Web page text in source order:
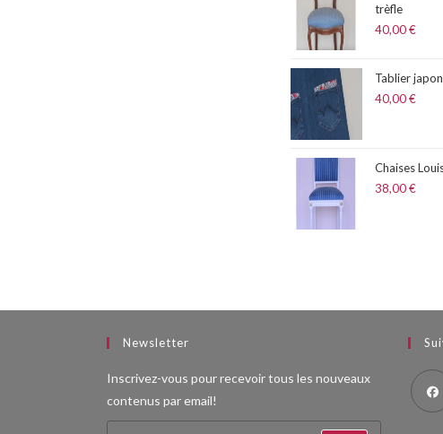
trèfle
40,00€
Tablier
40,00€
Chaises
38,00€
Newsletter
Inscrivez-vous pour recevoir tous les nouveaux
contenus par email!